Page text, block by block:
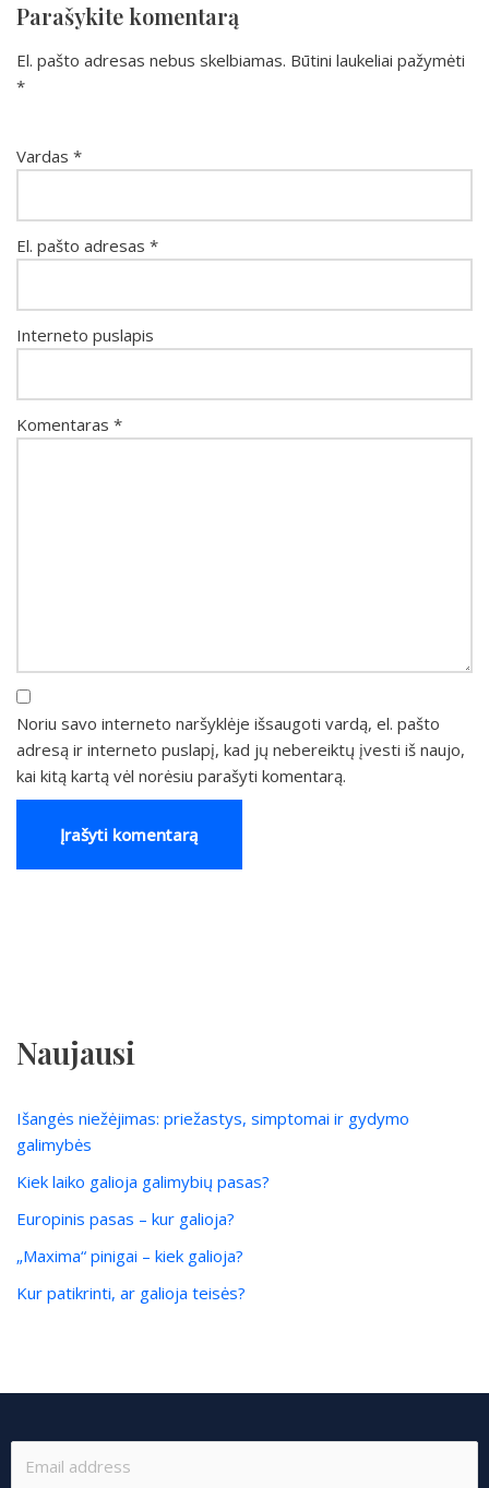
Parašykite komentarą
El. pašto adresas nebus skelbiamas. Būtini laukeliai pažymėti
*
Vardas *
El. pašto adresas *
Interneto puslapis
Komentaras *
Noriu savo interneto naršyklėje išsaugoti vardą, el. pašto
adresą ir interneto puslapį, kad jų nebereiktų įvesti iš naujo,
kai kitą kartą vėl norėsiu parašyti komentarą.
Naujausi
Išangės niežėjimas: priežastys, simptomai ir gydymo
galimybės
Kiek laiko galioja galimybių pasas?
Europinis pasas – kur galioja?
„Maxima“ pinigai – kiek galioja?
Kur patikrinti, ar galioja teisės?